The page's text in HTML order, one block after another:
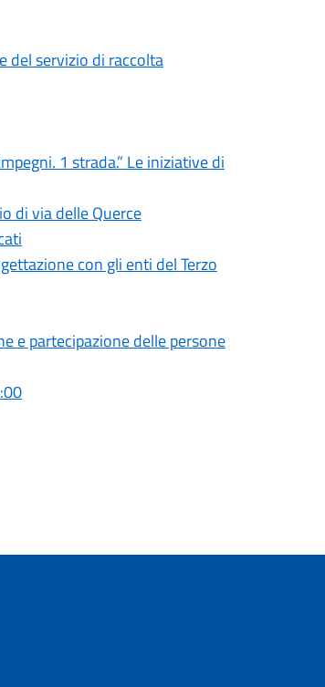
del servizio di raccolta
1 strada.” Le iniziative di
di via delle Querce
con gli enti del Terzo
e partecipazione delle persone